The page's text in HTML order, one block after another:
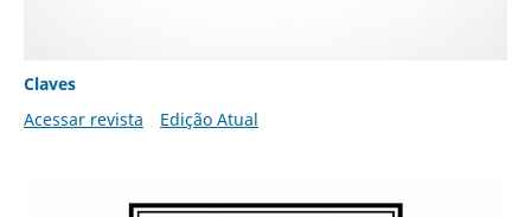
Claves
Acessar revista
Edição Atual